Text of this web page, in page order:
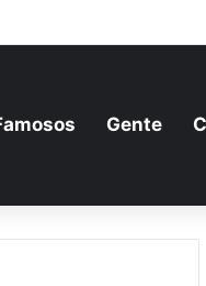
como potencia
Gente